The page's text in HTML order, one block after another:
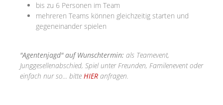
bis zu 6 Personen im Team
mehreren Teams können gleichzeitig starten und
gegeneinander spielen
"Agentenjagd" auf Wunschtermin: als Teamevent,
Junggesellenabschied, Spiel unter Freunden, Familenevent oder
einfach nur so... bitte HIER anfragen.